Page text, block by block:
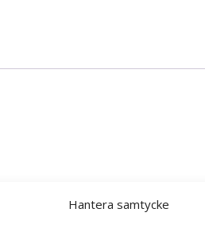
Hantera samtycke
Wild Republic”